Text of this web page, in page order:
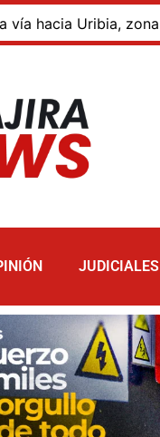
zona rural de Maicao
JUDICIALES